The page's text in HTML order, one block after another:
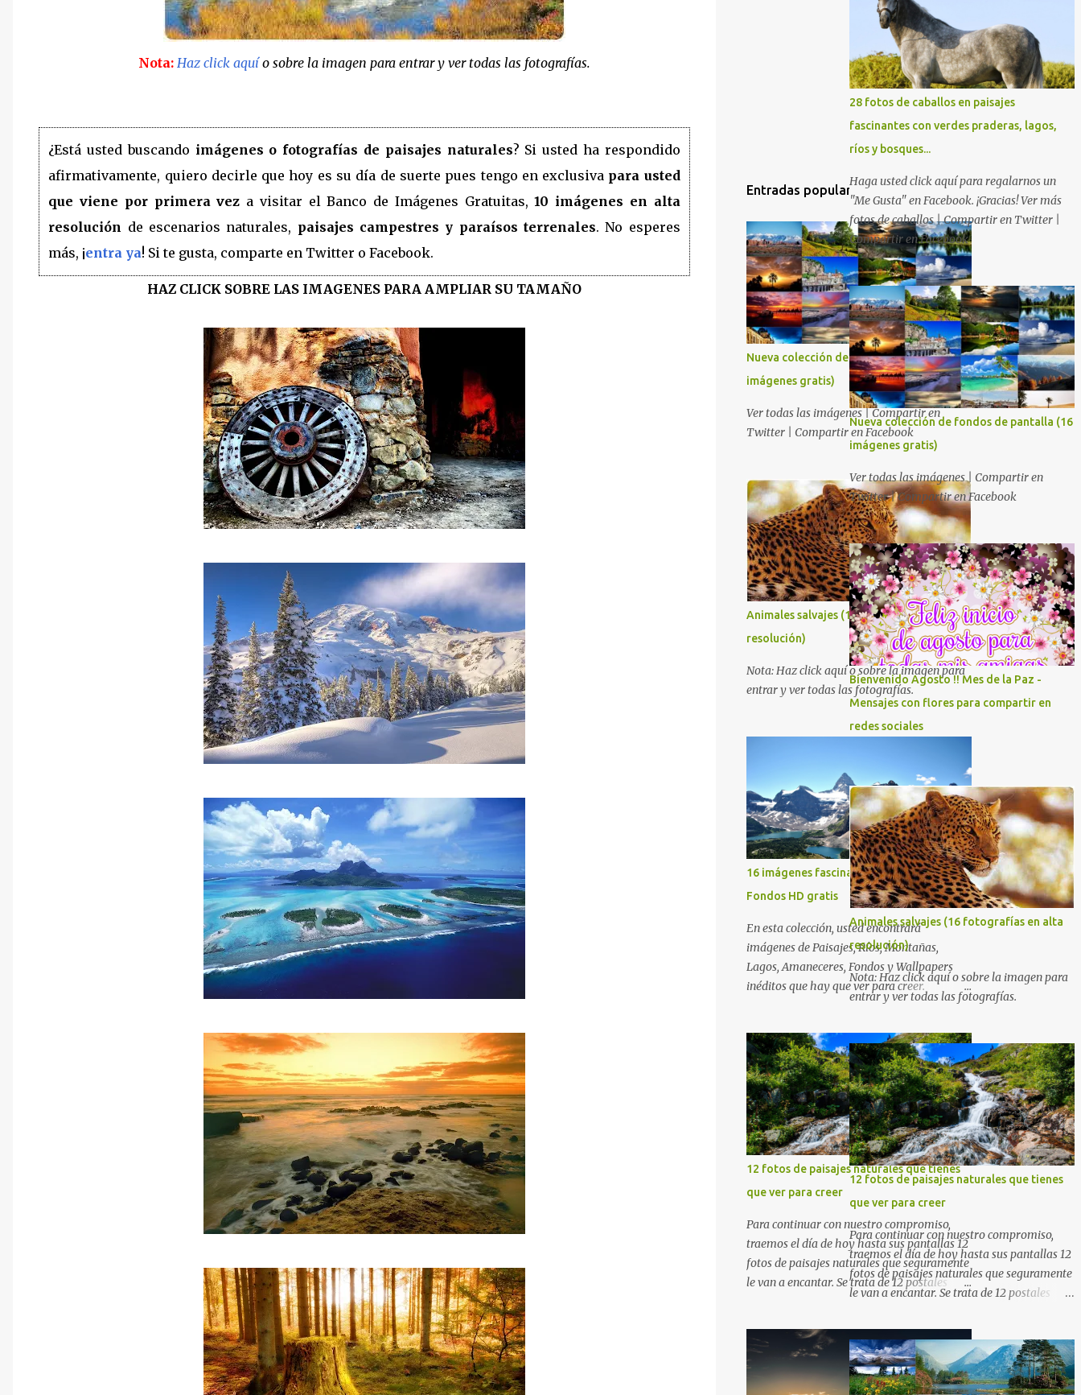
Nota: Haz click aquío sobre la imagen para entrar y ver todas las fotografías.
¿Está usted buscando imágenes o fotografías de paisajes naturales? Si usted ha respondido
afirmativamente, quiero decirle que hoy es su día de suerte pues tengo en exclusiva para usted
que viene por primera vez a visitar el Banco de Imágenes Gratuitas,10 imágenes en alta
resolución de escenarios naturales, paisajes campestres y paraísos terrenales. No esperes
más, ¡entra ya! Si te gusta, comparte en Twitter o Facebook.
HAZ CLICK SOBRE LAS IMAGENES PARA AMPLIAR SU TAMAÑO
Entradas populares
Nueva colección de fondos de pantalla (16
imágenes gratis)
Ver todas las imágenes | Compartir en
Twitter | Compartir en Facebook
Animales salvajes (16 fotografías en alta
resolución)
Nota: Haz click aquí o sobre la imagen para
entrar y ver todas las fotografías.
16 imágenes fascinantes de la naturaleza -
Fondos HD gratis
En esta colección, usted encontrará
imágenes de Paisajes, Ríos, Montañas,
Lagos, Amaneceres, Fondos y Wallpapers
inéditos que hay que ver para creer.
Esperamos que al igual que nosotros, usted
gratuitas . Si tiene usted oportunidad,
ayúdenos a difundir nuestra página para
que más personas puedan beneficiarse de
estos recursos. La dirección de nuestra web,
es; www.bancodeimagenesgratis.com
Reciban mi agradecimiento a través de la
distancia. -José Luis
12 fotos de paisajes naturales que tienes
que ver para creer
Para continuar con nuestro compromiso,
traemos el día de hoy hasta sus pantallas 12
fotos de paisajes naturales que seguramente
le van a encantar. Se trata de 12 postales
majestuosas donde la naturaleza hace
que al igual que yo, ustedes disfruten de
estas increíbles imágenes que son un
merecido tributo a nuestro planeta. Las
28 fotos de caballos en paisajes
fascinantes con verdes praderas, lagos,
ríos y bosques...
Haga usted click aquí para regalarnos un
"Me Gusta" en Facebook. ¡Gracias! Ver más
fotos de caballos | Compartir en Twitter |
Compartir en Facebook
Nueva colección de fondos de pantalla (16
imágenes gratis)
Ver todas las imágenes | Compartir en
Twitter | Compartir en Facebook
Bienvenido Agosto !! Mes de la Paz -
Mensajes con flores para compartir en
redes sociales
Animales salvajes (16 fotografías en alta
resolución)
Nota: Haz click aquí o sobre la imagen para
entrar y ver todas las fotografías.
12 fotos de paisajes naturales que tienes
que ver para creer
Para continuar con nuestro compromiso,
traemos el día de hoy hasta sus pantallas 12
fotos de paisajes naturales que seguramente
le van a encantar. Se trata de 12 postales
alarde de su encantadora belleza. Espero
que al igual que yo, ustedes disfruten de
estas increíbles imágenes que son un
merecido tributo a nuestro planeta. Las